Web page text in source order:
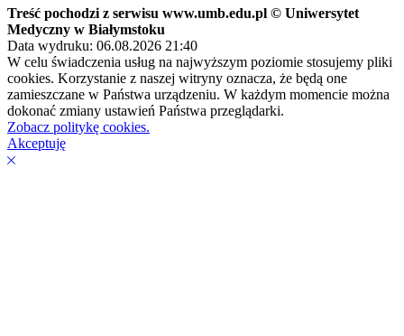
Treść pochodzi z serwisu www.umb.edu.pl © Uniwersytet
Medyczny w Białymstoku
Data wydruku: 06.08.2026 21:40
W celu świadczenia usług na najwyższym poziomie stosujemy pliki
cookies. Korzystanie z naszej witryny oznacza, że będą one
zamieszczane w Państwa urządzeniu. W każdym momencie można
dokonać zmiany ustawień Państwa przeglądarki.
Zobacz politykę cookies.
Akceptuję